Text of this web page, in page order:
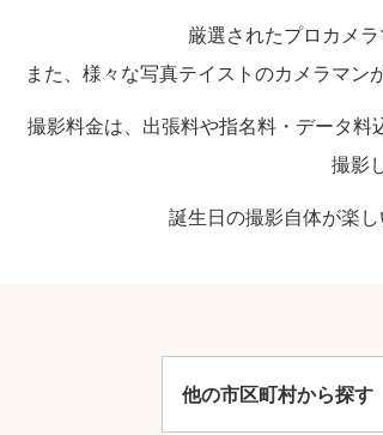
厳選されたプロカメ
また、様々な写真テイストのカメラマン
撮影料金は、出張料や指名料・データ
撮影
誕生日の撮影自体が楽
他の市区町村から探す